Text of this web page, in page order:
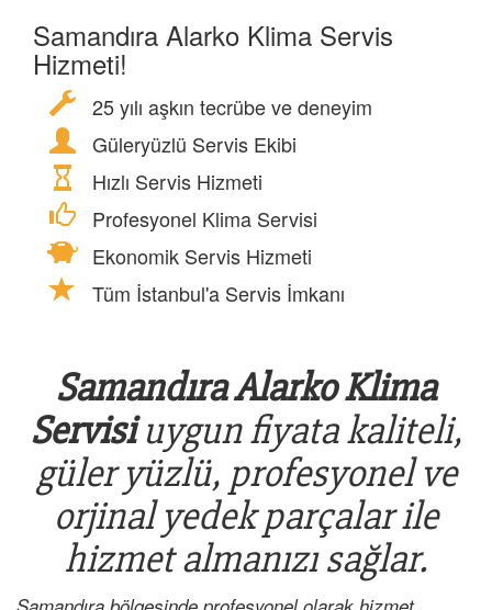
Samandıra Alarko Klima Servis
Hizmeti!
25 yılı aşkın tecrübe ve deneyim
Güleryüzlü Servis Ekibi
Hızlı Servis Hizmeti
Profesyonel Klima Servisi
Ekonomik Servis Hizmeti
Tüm İstanbul'a Servis İmkanı
Samandıra Alarko Klima
Servisiuygun fiyata kaliteli,
güler yüzlü, profesyonel ve
orjinal yedek parçalar ile
hizmet almanızı sağlar.